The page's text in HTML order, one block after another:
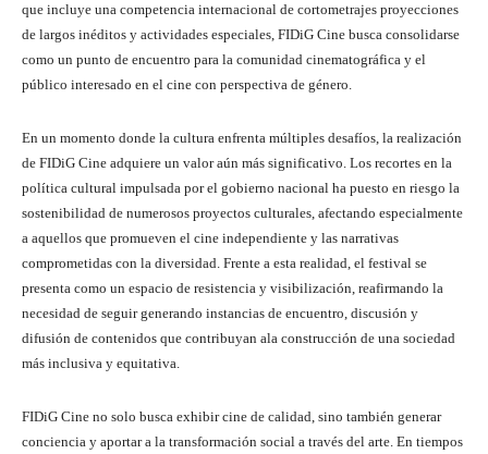
que incluye una competencia internacional de cortometrajes proyecciones
de largos inéditos y actividades especiales, FIDiG Cine busca consolidarse
como un punto de encuentro para la comunidad cinematográfica y el
público interesado en el cine con perspectiva de género.
En un momento donde la cultura enfrenta múltiples desafíos, la realización
de FIDiG Cine adquiere un valor aún más significativo. Los recortes en la
política cultural impulsada por el gobierno nacional ha puesto en riesgo la
sostenibilidad de numerosos proyectos culturales, afectando especialmente
a aquellos que promueven el cine independiente y las narrativas
comprometidas con la diversidad. Frente a esta realidad, el festival se
presenta como un espacio de resistencia y visibilización, reafirmando la
necesidad de seguir generando instancias de encuentro, discusión y
difusión de contenidos que contribuyan ala construcción de una sociedad
más inclusiva y equitativa.
FIDiG Cine no solo busca exhibir cine de calidad, sino también generar
conciencia y aportar a la transformación social a través del arte. En tiempos